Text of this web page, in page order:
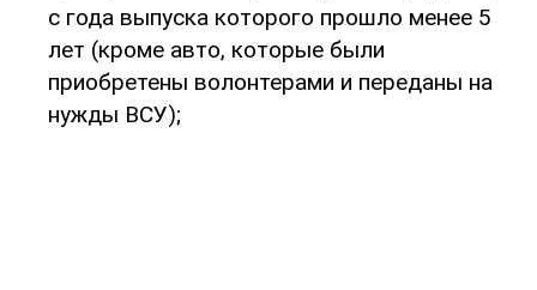
с года выпуска которого прошло менее 5
лет (кроме авто, которые были
приобретены волонтерами и переданы на
нужды ВСУ);